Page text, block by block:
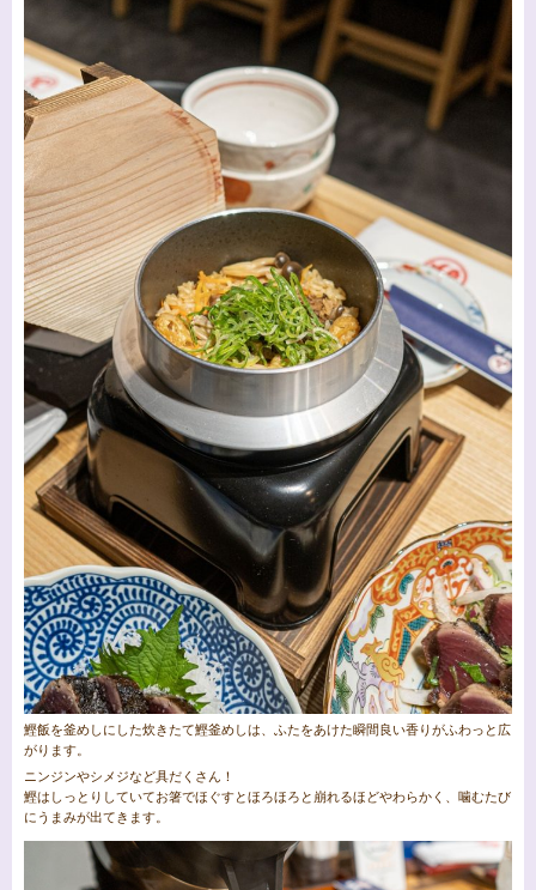
鰹飯を釜めしにした炊きたて鰹釜めしは、ふたをあけた瞬間良い香りがふわっと広
がります。
ニンジンやシメジなど具だくさん！
鰹はしっとりしていてお箸でほぐすとほろほろと崩れるほどやわらかく、噛むたび
にうまみが出てきます。